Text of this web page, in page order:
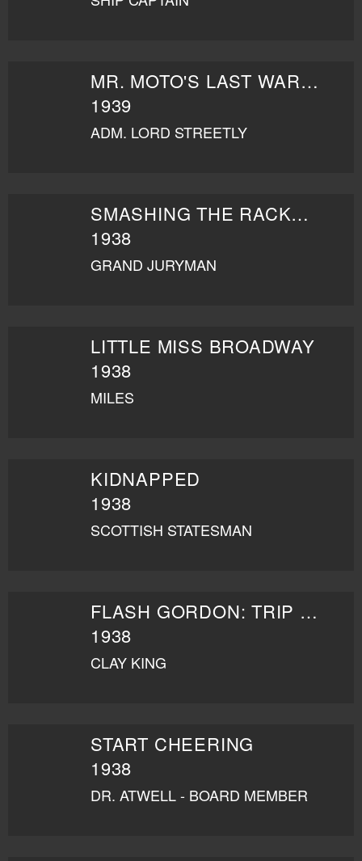
MR. MOTO'S LAST WARNING
1939
ADM. LORD STREETLY
SMASHING THE RACKETS
1938
GRAND JURYMAN
LITTLE MISS BROADWAY
1938
MILES
KIDNAPPED
1938
SCOTTISH STATESMAN
FLASH GORDON: TRIP TO MARS
1938
CLAY KING
START CHEERING
1938
DR. ATWELL - BOARD MEMBER